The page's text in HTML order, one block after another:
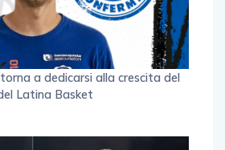
a dedicarsi alla crescita del
Latina Basket